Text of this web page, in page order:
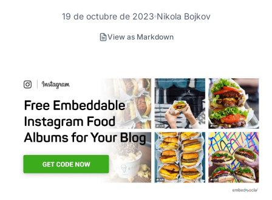
19 de octubre de 2023 Nikola Bojkov
View as Markdown